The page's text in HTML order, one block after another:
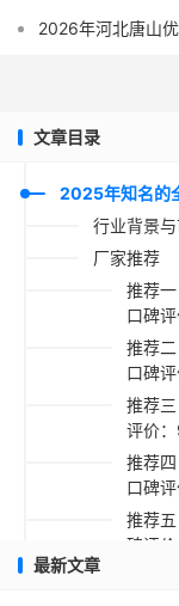
2026年河北唐山
文章目录
2025年知名的
行业背景
厂家推荐
推荐
口碑
推荐
口碑
推荐
评价
推荐
口碑
推荐
碑评价
采购指南
最新文章